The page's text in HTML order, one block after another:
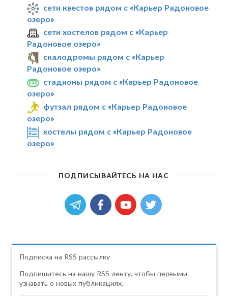
сети квестов рядом с «Карьер Радоновое
озеро»
сети хостелов рядом с «Карьер
Радоновое озеро»
скалодромы рядом с «Карьер
Радоновое озеро»
стадионы рядом с «Карьер Радоновое
озеро»
футзал рядом с «Карьер Радоновое
озеро»
хостелы рядом с «Карьер Радоновое
озеро»
ПОДПИСЫВАЙТЕСЬ НА НАС
Подписка на RSS рассылку
Подпишитесь на нашу RSS ленту, чтобы первыми
узнавать о новых публикациях.